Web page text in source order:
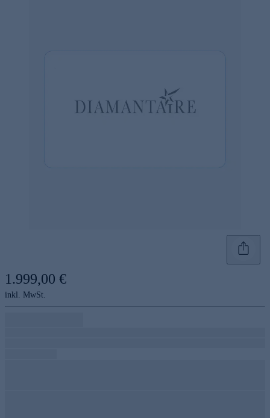
1.999,00 €
inkl. MwSt.